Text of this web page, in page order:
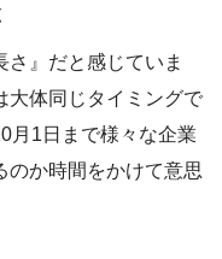
さ』だと感じていま
大体同じタイミングで
月1日まで様々な企業
のか時間をかけて意思